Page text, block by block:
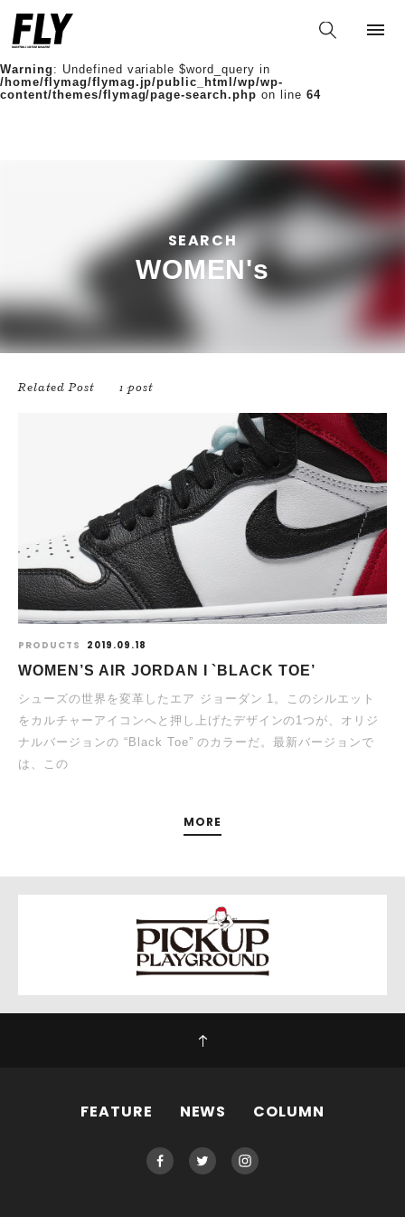
Warning: Undefined variable $words in
/home/flymag/flymag.jp/public_html/wp/wp-
content/themes/flymag/page-search.php
Warning : Undefined variable $word_query in
/home/flymag/flymag.jp/public_html/wp/wp-
content/themes/flymag/page-search.php on line 64
SEARCH
WOMEN's
Related Post 1 post
PRODUCTS 2019.09.18
WOMEN’S AIR JORDAN I `BLACK TOE’
シューズの世界を変革したエア ジョーダン 1。このシルエット
をカルチャーアイコンへと押し上げたデザインの1つが、オリジ
ナルバージョンの “Black Toe” のカラーだ。最新バージョンで
は、この
MORE
FEATURE NEWS COLUMN